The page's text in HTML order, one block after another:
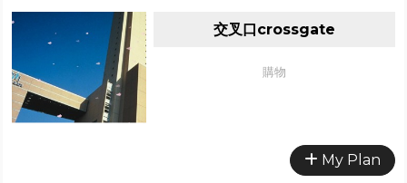
交叉口crossgate
購物
My Plan